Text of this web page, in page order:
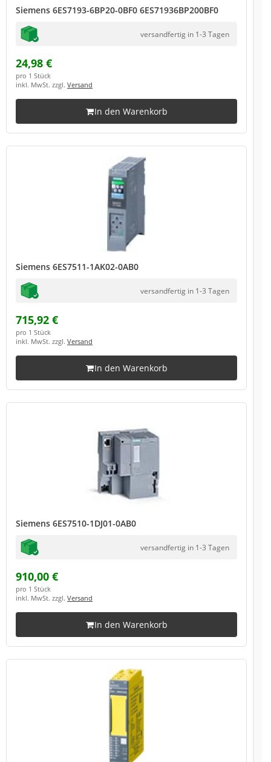
Siemens 6ES7193-6BP20-0BF0 6ES71936BP200BF0
versandfertig in 1-3 Tagen
24,98 €
pro 1 Stück
inkl. MwSt. zzgl. Versand
In den Warenkorb
Siemens 6ES7511-1AK02-0AB0
versandfertig in 1-3 Tagen
715,92 €
pro 1 Stück
inkl. MwSt. zzgl. Versand
In den Warenkorb
Siemens 6ES7510-1DJ01-0AB0
versandfertig in 1-3 Tagen
910,00 €
pro 1 Stück
inkl. MwSt. zzgl. Versand
In den Warenkorb